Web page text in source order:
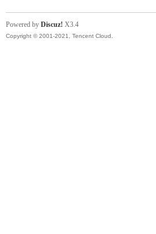
Powered by Discuz! X3.4
Copyright © 2001-2021, Tencent Cloud.